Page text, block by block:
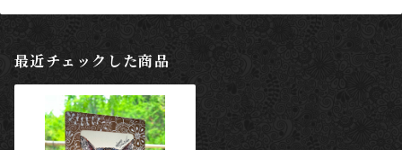
最近チェックした商品